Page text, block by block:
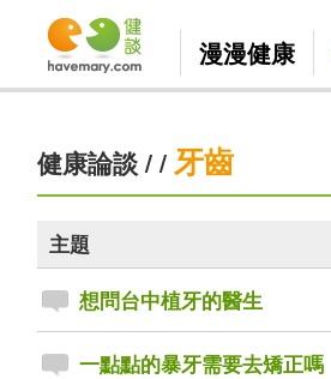
漫漫健康
健康論談// 牙齒
主題
想問台中植牙的醫生
一點點的暴牙需要去矯正嗎